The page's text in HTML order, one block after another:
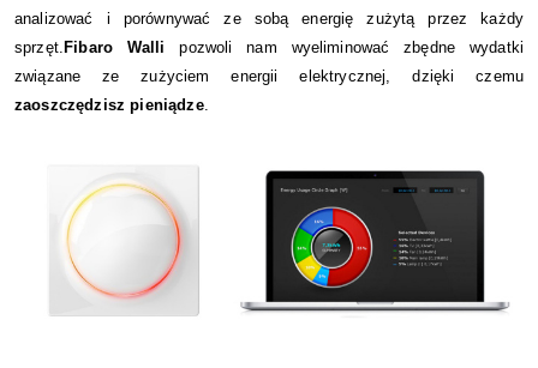
analizować i porównywać ze sobą energię zużytą przez każdy
sprzęt. Fibaro Walli
pozwoli nam wyeliminować zbędne wydatki
związane ze zużyciem energii elektrycznej, dzięki czemu
zaoszczędzisz pieniądze.